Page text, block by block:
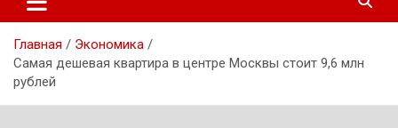
Главная
Экономика
Самая дешевая квартира в центре Москвы стоит 9,6 млн
рублей